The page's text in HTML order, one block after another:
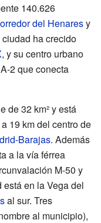
140.626
del Henaresy
ha crecido
, y su centro urbano
2 que conecta
de 32 km² y está
19 km del centro de
Barajas. Además
a la vía férrea
M-50 y
está en la Vega del
al sur. Tres
al municipio),